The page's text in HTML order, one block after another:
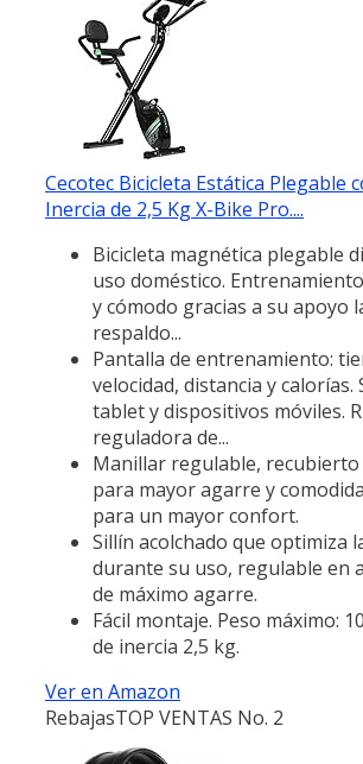
Cecotec Bicicleta Estática Plegable
Inercia de 2,5 Kg X-Bike Pro....
Bicicleta magnética plegable
uso doméstico.
y cómodo gracias a su apoyo
respaldo...
Pantalla de entrenamiento:
velocidad, distancia y calorías.
tablet y dispositivos móviles.
reguladora de...
Manillar regulable, recubierto
para mayor agarre y
para un mayor confort.
Sillín acolchado que optimiza
durante su uso, regulable en
de máximo agarre.
Fácil montaje. Peso máximo:
de inercia 2,5 kg.
Ver en Amazon
RebajasTOP VENTAS No. 2